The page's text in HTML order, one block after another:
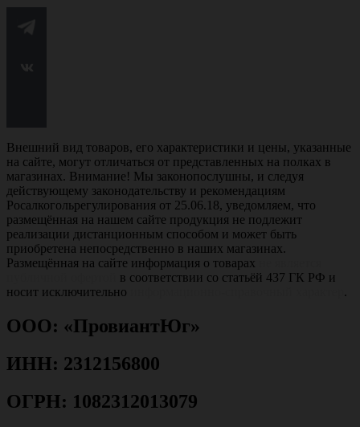
Внешний вид товаров, его характеристики и цены, указанные
на сайте, могут отличаться от представленных на полках в
магазинах. Внимание! Мы законопослушны, и следуя
действующему законодательству и рекомендациям
Росалкогольрегулирования от 25.06.18, уведомляем, что
размещённая на нашем сайте продукция не подлежит
реализации дистанционным способом и может быть
приобретена непосредственно в наших магазинах.
Размещённая на сайте информация о товарах
в соответствии со статьёй 437 ГК РФ и
носит исключительно
.
ООО: «ПровиантЮг»
ИНН: 2312156800
ОГРН: 1082312013079